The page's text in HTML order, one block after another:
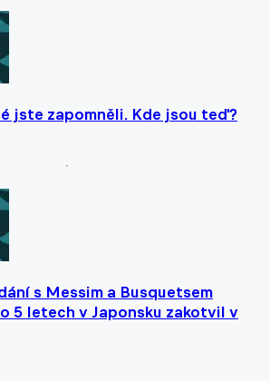
jste zapomněli. Kde jsou teď?
s Messim a Busquetsem
5 letech v Japonsku zakotvil v